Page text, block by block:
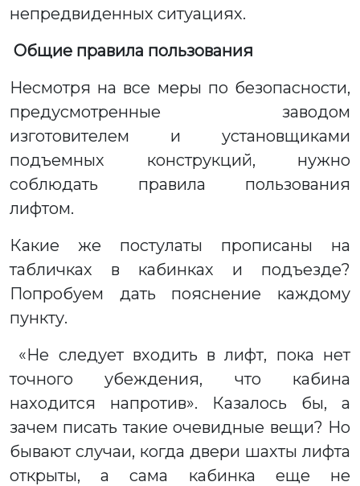
непредвиденных ситуациях.
Общие правила пользования
Несмотря на все меры по безопасности,
предусмотренные заводом
изготовителем и установщиками
подъемных конструкций, нужно
соблюдать правила пользования
лифтом.
Какие же постулаты прописаны на
табличках в кабинках и подъезде?
Попробуем дать пояснение каждому
пункту.
«Не следует входить в лифт, пока нет
точного убеждения, что кабина
находится напротив». Казалось бы, а
зачем писать такие очевидные вещи? Но
бывают случаи, когда двери шахты лифта
открыты, а сама кабинка еще не